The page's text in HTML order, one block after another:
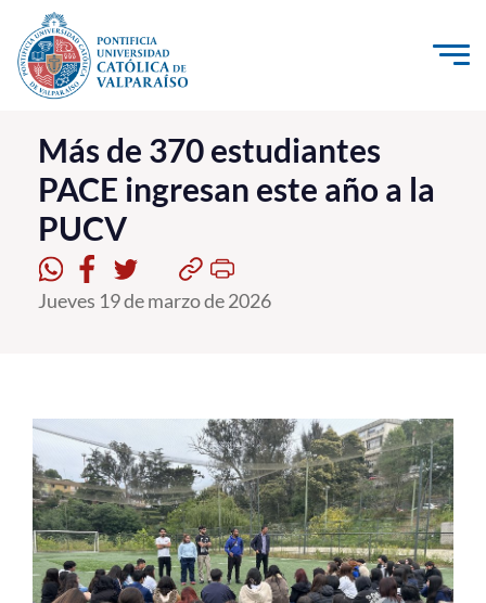
Click acá para ir directamente al contenido
La Universidad
Investigación, Creación e Innovación
PUCV Internacional
Vinculación con el Medio
Postgrado
Formación Continua
Estudiantes
Académicos
Más de 370 estudiantes
PACE ingresan este año a la
PUCV
Jueves 19 de marzo de 2026